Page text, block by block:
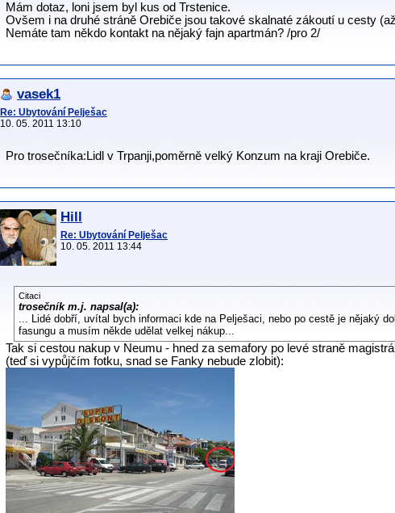
Mám dotaz, loni jsem byl kus od Trstenice.
Ovšem i na druhé stráně Orebiče jsou takové skalnaté zákoutí u cesty
Nemáte tam někdo kontakt na nějaký fajn apartmán? /pro 2/
vasek1
Re: Ubytování Pelješac
10. 05. 2011 13:10
Pro trosečníka:Lidl v Trpanji,poměrně velký Konzum na kraji Orebiče.
Hill
Re: Ubytování Pelješac
10. 05. 2011 13:44
Citaci
trosečník m.j. napsal(a):
... Lidé dobří, uvítal bych informaci kde na Pelješaci, nebo po cestě je nějaký
fasungu a musím někde udělat velkej nákup...
Tak si cestou nakup v Neumu - hned za semafory po levé straně
(teď si vypůjčím fotku, snad se Fanky nebude zlobit):